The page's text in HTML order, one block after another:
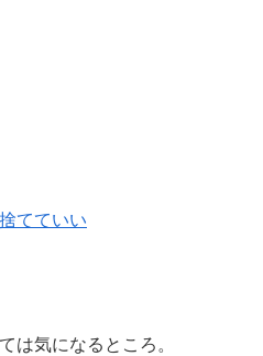
てていい
は気になるところ。